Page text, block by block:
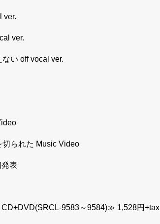
ver.
ver.
い off vocal ver.
られた Music Video
表
9583～9584)≫ 1,528円+tax